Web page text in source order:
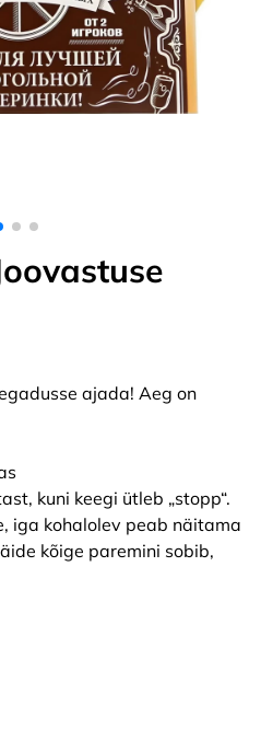
ajada! Aeg on
kuni keegi ütleb „stopp“.
iga kohalolev peab näitama
kõige paremini sobib,